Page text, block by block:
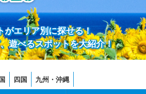
がエリア別に探せる！
遊べるスポットを大紹介！
四国 九州・沖縄